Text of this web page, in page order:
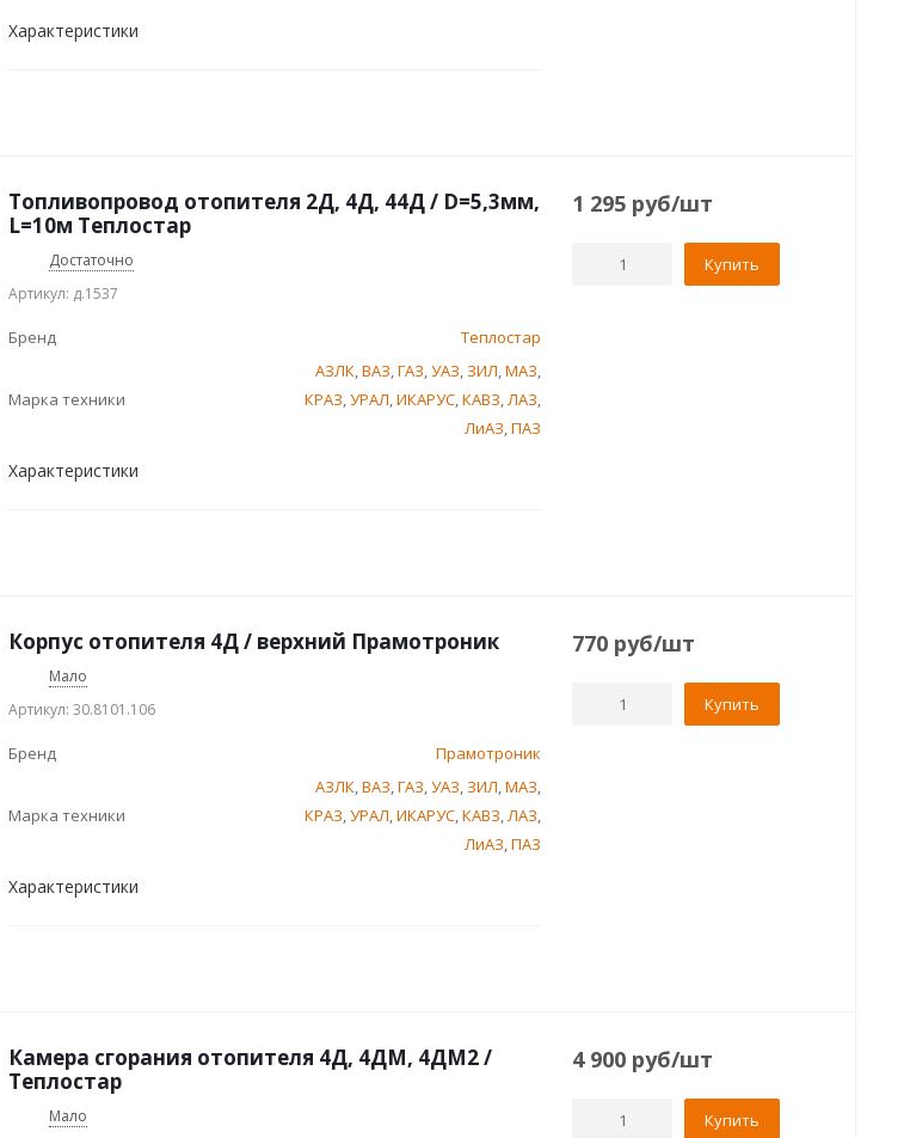
Характеристики
Топливопровод отопителя 2Д, 4Д, 44Д / D=5,3мм,
L=10м Теплостар
Достаточно
Артикул: д.1537
Бренд Теплостар
Марка техники
АЗЛК,ВАЗ,ГАЗ,УАЗ, ЗИЛ,МАЗ,
КРАЗ,УРАЛ,ИКАРУС,КАВЗ,ЛАЗ,
ЛиАЗ,ПАЗ
Характеристики
1 295 руб/шт
Купить
Корпус отопителя 4Д / верхний Прамотроник
Мало
Артикул: 30.8101.106
Бренд Прамотроник
Марка техники
АЗЛК,ВАЗ,ГАЗ,УАЗ, ЗИЛ,МАЗ,
КРАЗ,УРАЛ,ИКАРУС,КАВЗ,ЛАЗ,
ЛиАЗ,ПАЗ
Характеристики
770 руб/шт
Купить
Камера сгорания отопителя 4Д, 4ДМ, 4ДМ2 /
Теплостар
Мало
4 900 руб/шт
Купить